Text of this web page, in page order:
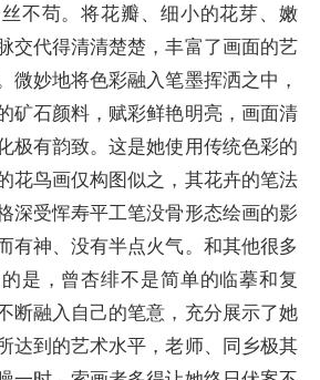
不苟。将花瓣、细小的花芽、嫩
交代得清清楚楚，丰富了画面的艺
微妙地将色彩融入笔墨挥洒之中，
矿石颜料，赋彩鲜艳明亮，画面清
极有韵致。这是她使用传统色彩的
花鸟画仅构图似之，其花卉的笔法
深受恽寿平工笔没骨形态绘画的影
有神、没有半点火气。和其他很多
是，曾杏绯不是简单的临摹和复
断融入自己的笔意，充分展示了她
达到的艺术水平，老师、同乡极其